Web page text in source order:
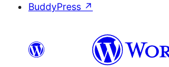
BuddyPress ↗